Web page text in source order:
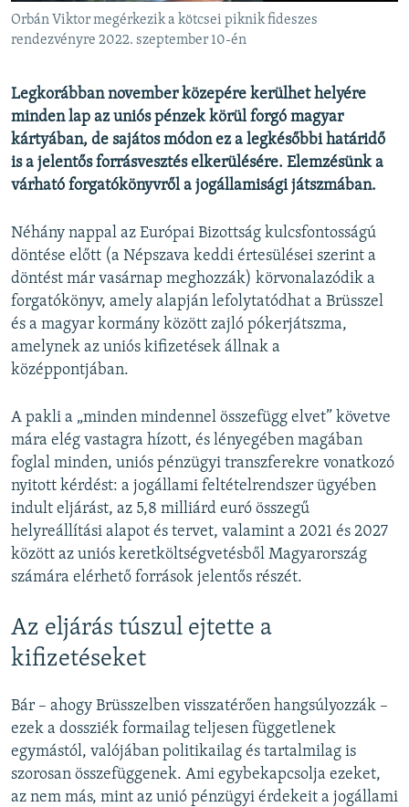
KÖVESSEN MINKET!
Valamennyi RFE/RL weboldal
Orbán Viktor megérkezik a kötcsei piknik fideszes
rendezvényre 2022. szeptember 10-én
Legkorábban november közepére kerülhet helyére
minden lap az uniós pénzek körül forgó magyar
kártyában, de sajátos módon ez a legkésőbbi határidő
is a jelentős forrásvesztés elkerülésére. Elemzésünk a
várható forgatókönyvről a jogállamisági játszmában.
Néhány nappal az Európai Bizottság kulcsfontosságú
döntése előtt (a Népszava keddi értesülései szerint a
döntést már vasárnap meghozzák) körvonalazódik a
forgatókönyv, amely alapján lefolytatódhat a Brüsszel
és a magyar kormány között zajló pókerjátszma,
amelynek az uniós kifizetések állnak a
középpontjában.
A pakli a „minden mindennel összefügg elvet” követve
mára elég vastagra hízott, és lényegében magában
foglal minden, uniós pénzügyi transzferekre vonatkozó
nyitott kérdést: a jogállami feltételrendszer ügyében
indult eljárást, az 5,8 milliárd euró összegű
helyreállítási alapot és tervet, valamint a 2021 és 2027
között az uniós keretköltségvetésből Magyarország
számára elérhető források jelentős részét.
Az eljárás túszul ejtette a
kifizetéseket
Bár – ahogy Brüsszelben visszatérően hangsúlyozzák –
ezek a dossziék formailag teljesen függetlenek
egymástól, valójában politikailag és tartalmilag is
szorosan összefüggenek. Ami egybekapcsolja ezeket,
az nem más, mint az unió pénzügyi érdekeit a jogállami